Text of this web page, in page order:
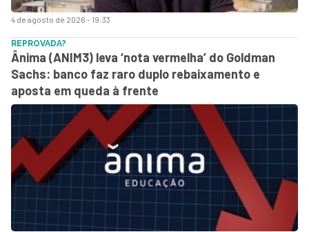
4 de agosto de 2026 - 19:33
REPROVADA?
Ânima (ANIM3) leva ‘nota vermelha’ do Goldman
Sachs: banco faz raro duplo rebaixamento e
aposta em queda à frente